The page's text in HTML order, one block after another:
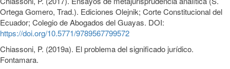
Ortega Gomero, Trad.). Ediciones Olejnik; Corte Constitucional del
Ecuador; Colegio de Abogados del Guayas. DOI:
https://doi.org/10.5771/9789567799572
Chiassoni, P. (2019a). El problema del significado jurídico.
Fontamara.